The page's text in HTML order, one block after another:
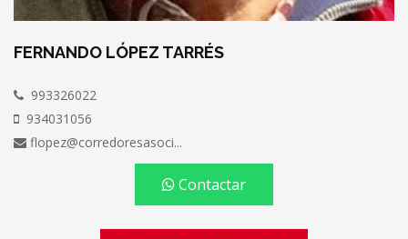
FERNANDO LÓPEZ TARRÉS
993326022
934031056
flopez@corredoresasoci...
Contactar